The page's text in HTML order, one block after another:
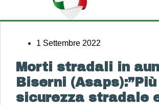
1 Settembre 2022
Morti stradali in
Biserni (Asaps):”Più
sicurezza stradale